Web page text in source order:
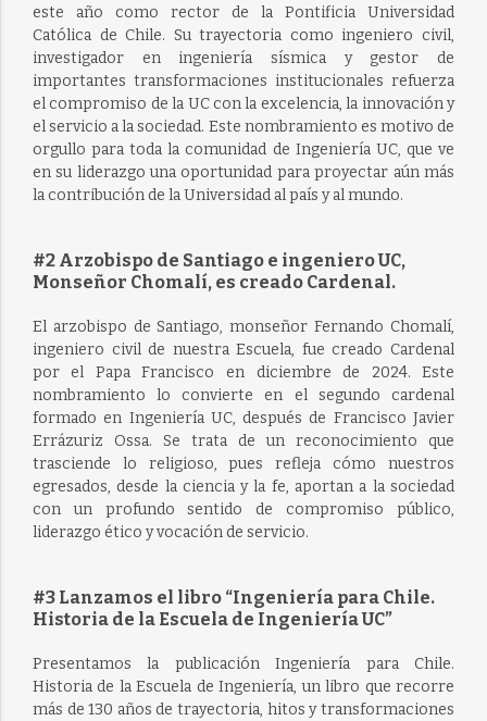
este año como rector de la Pontificia Universidad
Católica de Chile. Su trayectoria como ingeniero civil,
investigador en ingeniería sísmica y gestor de
importantes transformaciones institucionales refuerza
el compromiso de la UC con la excelencia, la innovación y
el servicio a la sociedad. Este nombramiento es motivo de
orgullo para toda la comunidad de Ingeniería UC, que ve
en su liderazgo una oportunidad para proyectar aún más
la contribución de la Universidad al país y al mundo.
#2 Arzobispo de Santiago e ingeniero UC,
Monseñor Chomalí, es creado Cardenal.
El arzobispo de Santiago, monseñor Fernando Chomalí,
ingeniero civil de nuestra Escuela, fue creado Cardenal
por el Papa Francisco en diciembre de 2024. Este
nombramiento lo convierte en el segundo cardenal
formado en Ingeniería UC, después de Francisco Javier
Errázuriz Ossa. Se trata de un reconocimiento que
trasciende lo religioso, pues refleja cómo nuestros
egresados, desde la ciencia y la fe, aportan a la sociedad
con un profundo sentido de compromiso público,
liderazgo ético y vocación de servicio.
#3 Lanzamos el libro “Ingeniería para Chile.
Historia de la Escuela de Ingeniería UC”
Presentamos la publicación Ingeniería para Chile.
Historia de la Escuela de Ingeniería, un libro que recorre
más de 130 años de trayectoria, hitos y transformaciones